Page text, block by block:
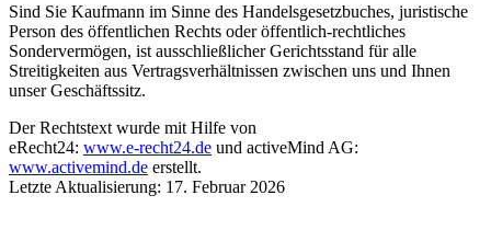
Sind Sie Kaufmann im Sinne des Handelsgesetzbuches, juristische
Person des öffentlichen Rechts oder öffentlich-rechtliches
Sondervermögen, ist ausschließlicher Gerichtsstand für alle
Streitigkeiten aus Vertragsverhältnissen zwischen uns und Ihnen
unser Geschäftssitz.
Der Rechtstext wurde mit Hilfe von
eRecht24: www.e-recht24.de und activeMind AG:
www.activemind.de erstellt.
Letzte Aktualisierung: 17. Februar 2026